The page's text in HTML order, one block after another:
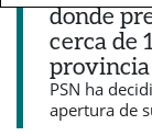
donde
cerca de
provincia
PSN ha
apertura de